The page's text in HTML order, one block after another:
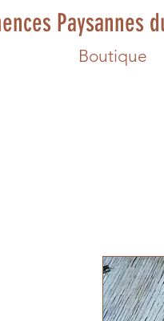
Paysannes
Boutique